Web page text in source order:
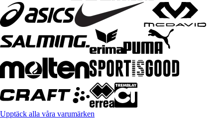
Upptäck alla våra varumärken